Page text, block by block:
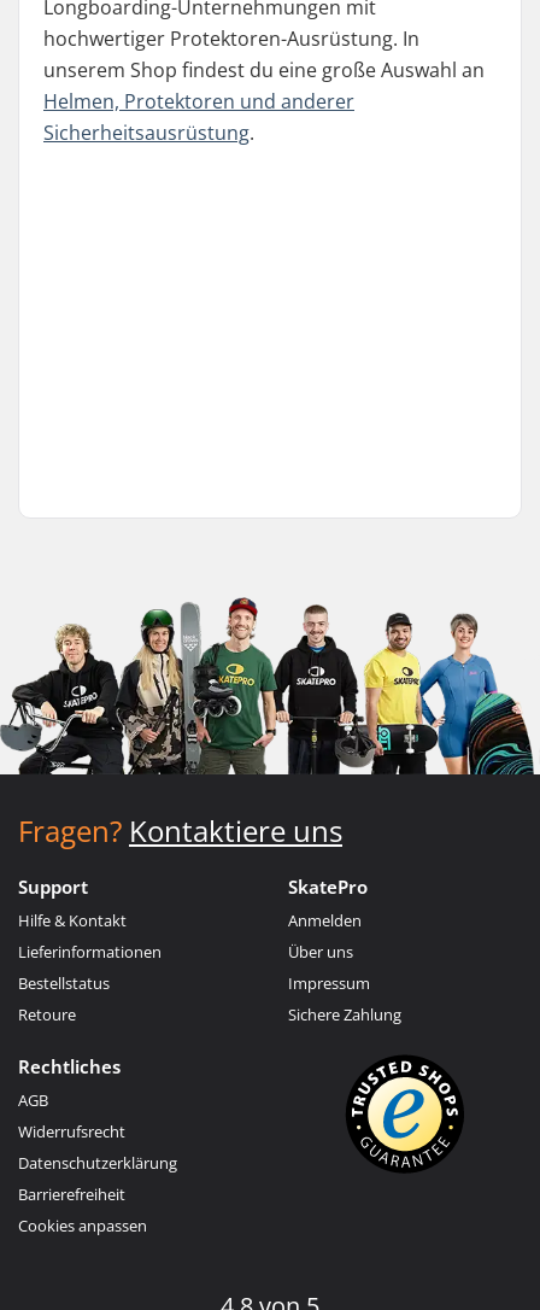
Longboarding-Unternehmungen mit
hochwertiger Protektoren-Ausrüstung. In
unserem Shop findest du eine große Auswahl an
Helmen, Protektoren und anderer
Sicherheitsausrüstung.
Fragen? Kontaktiere uns
Support
Hilfe & Kontakt
Lieferinformationen
Bestellstatus
Retoure
SkatePro
Anmelden
Über uns
Impressum
Sichere Zahlung
Rechtliches
AGB
Widerrufsrecht
Datenschutzerklärung
Barrierefreiheit
Cookies anpassen